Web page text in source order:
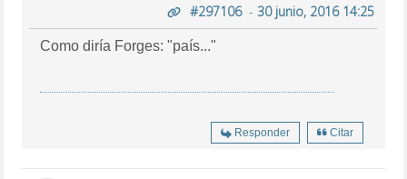
#297106- 30 junio, 2016 14:25
Como diría Forges: "país..."
Responder Citar